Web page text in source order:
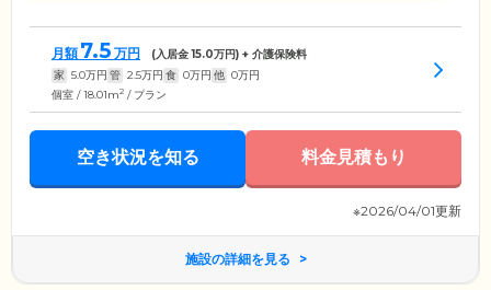
月額 7.5 万円 (入居金15.0万円) + 介護保険料
家 5.0万円 管 2.5万円 食 0万円 他 0万円
個室 / 18.01m2 / プラン
空き状況を知る 料金見積もり
※2026/04/01更新
施設の詳細を見る